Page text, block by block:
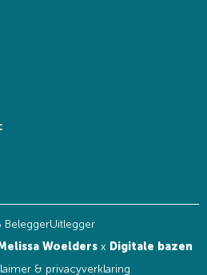
Woelders x Digitale bazen
& privacyverklaring